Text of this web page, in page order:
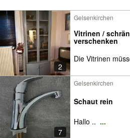
2
Gelsenkirchen
Vitrinen /
verschenken
Die Vitrinen
7
Gelsenkirchen
Schaut rein
Hallo .. ...